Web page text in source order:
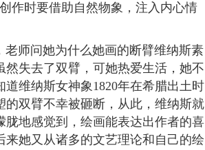
作时要借助自然物象，注入内心情
师问她为什么她画的断臂维纳斯素
失去了双臂，可她热爱生活，她不
道维纳斯女神象1820年在希腊出土时
双臂不幸被砸断，从此，维纳斯就
地感觉到，绘画能表达出作者的喜
她又从诸多的文艺理论和自己的绘